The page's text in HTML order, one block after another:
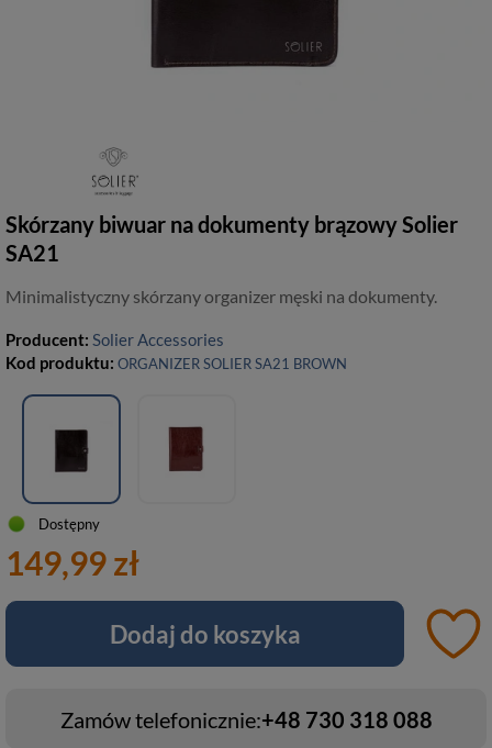
Skórzany biwuar na dokumenty brązowy Solier
SA21
Minimalistyczny skórzany organizer męski na dokumenty.
Producent: Solier Accessories
Kod produktu: ORGANIZER SOLIER SA21 BROWN
Dostępny
149,99 zł
Dodaj do koszyka
Zamów telefonicznie:+48 730 318 088